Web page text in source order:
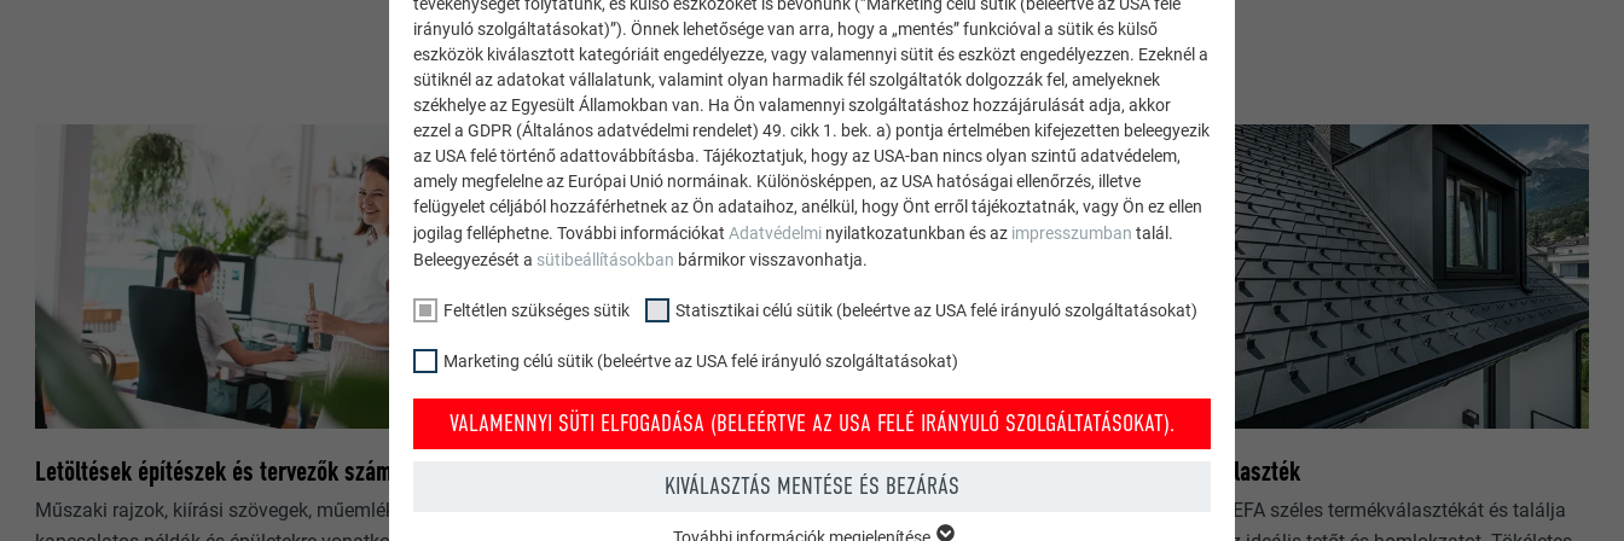
Letöltések építészek és tervezők számára
Műszaki rajzok, kiírási szövegek, műemlékvédelemmel
Ügyfelek épületei a PREFA előnézetében PREFA Termékválaszték
Ismerje meg a PREFA széles termékválasztékát és találja
irányuló szolgáltatásokat)”). Önnek lehetősége van arra, hogy a „mentés” funkcióval a sütik és külső
eszközök kiválasztott kategóriáit engedélyezze, vagy valamennyi sütit és eszközt engedélyezzen. Ezeknél a
sütiknél az adatokat vállalatunk, valamint olyan harmadik fél szolgáltatók dolgozzák fel, amelyeknek
székhelye az Egyesült Államokban van. Ha Ön valamennyi szolgáltatáshoz hozzájárulását adja, akkor
ezzel a GDPR (Általános adatvédelmi rendelet) 49. cikk 1. bek. a) pontja értelmében kifejezetten beleegyezik
az USA felé történő adattovábbításba. Tájékoztatjuk, hogy az USA-ban nincs olyan szintű adatvédelem,
amely megfelelne az Európai Unió normáinak. Különösképpen, az USA hatóságai ellenőrzés, illetve
felügyelet céljából hozzáférhetnek az Ön adataihoz, anélkül, hogy Önt erről tájékoztatnák, vagy Ön ez ellen
jogilag felléphetne. További információkat Adatvédelmi nyilatkozatunkban és az impresszumban talál.
Beleegyezését a sütibeállításokban bármikor visszavonhatja.
Feltétlen szükséges sütik Statisztikai célú sütik (beleértve az USA felé irányuló szolgáltatásokat)
Marketing célú sütik (beleértve az USA felé irányuló szolgáltatásokat)
VALAMENNYI SÜTI ELFOGADÁSA (BELEÉRTVE AZ USA FELÉ IRÁNYULÓ SZOLGÁLTATÁSOKAT).
KIVÁLASZTÁS MENTÉSE ÉS BEZÁRÁS